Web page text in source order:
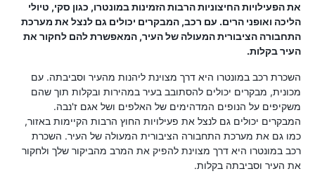
את הפעילויות החיצוניות הרבות הזמינות במונטרו, כגון סקי, טיולי
הליכה ואופני הרים. עם רכב, המבקרים יכולים גם לנצל את מערכת
התחבורה הציבורית המעולה של העיר, המאפשרת להם לחקור את
העיר בקלות.
השכרת רכב במונטרו היא דרך מצוינת ליהנות מהעיר וסביבתה. עם
מכונית, מבקרים יכולים להסתובב בעיר במהירות ובקלות תוך שהם
משקיפים על הנופים המדהימים של האלפים ושל אגם ז'נבה.
המבקרים יכולים גם לנצל את פעילויות החוץ הרבות הקיימות באזור,
כמו גם את מערכת התחבורה הציבורית המעולה של העיר. השכרת
רכב במונטרו היא דרך מצוינת להפיק את המרב מהביקור שלך ולחקור
את העיר וסביבתה בקלות.